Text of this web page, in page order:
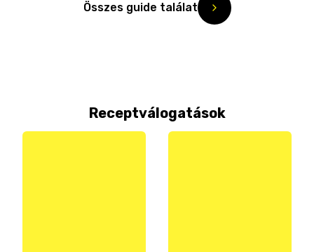
Összes guide találat
Receptválogatások